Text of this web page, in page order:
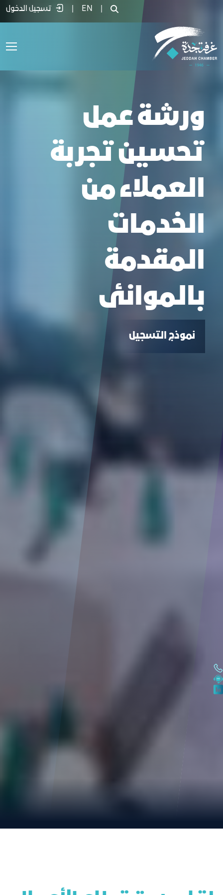
ورشة عمل تحسين تجربة العملاء من
EN تسجيل الدخول
ورشة عمل
تحسين تجربة
العملاء من
الخدمات
المقدمة
بالموانئ
نموذج التسجيل